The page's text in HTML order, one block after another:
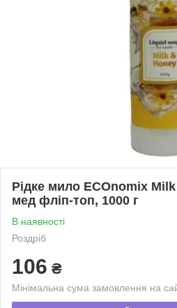
Рідке мило ECOnomix
мед фліп-топ, 1000 г
В наявності
Роздріб
106 ₴
Мінімальна сума замовлення на